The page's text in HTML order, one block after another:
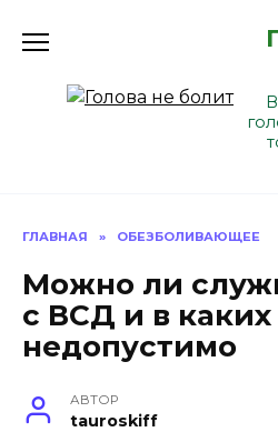
ГЛАВНАЯ » ОБЕЗБОЛИВАЮЩЕЕ
Можно ли
с ВСД и в каких
недопустимо
АВТОР
tauroskiff